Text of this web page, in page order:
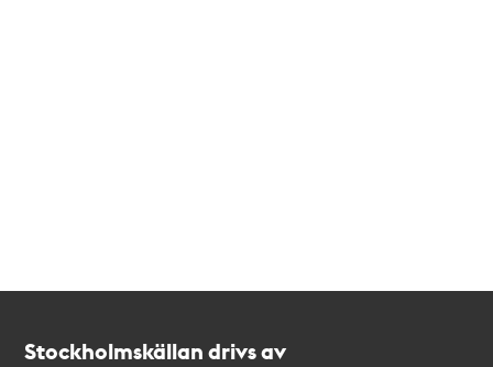
Stockholmskällan drivs av